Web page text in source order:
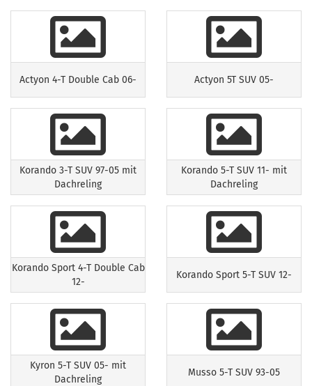
Actyon 4-T Double Cab 06- Actyon 5T SUV 05-
Korando 3-T SUV 97-05 mit
Dachreling
Korando 5-T SUV 11- mit
Dachreling
Korando Sport 4-T Double Cab
12-
Korando Sport 5-T SUV 12-
Kyron 5-T SUV 05- mit
Dachreling
Musso 5-T SUV 93-05